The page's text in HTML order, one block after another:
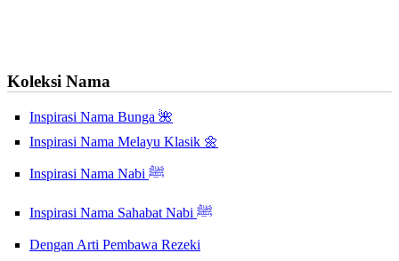
Koleksi Nama
Inspirasi Nama Bunga 🌺
Inspirasi Nama Melayu Klasik 🌼
Inspirasi Nama Nabi ﷺ
Inspirasi Nama Sahabat Nabi ﷺ
Dengan Arti Pembawa Rezeki